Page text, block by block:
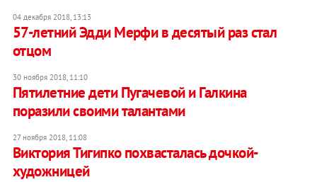
04 декабря 2018, 13:13
57-летний Эдди Мерфи в десятый раз стал
отцом
30 ноября 2018, 11:10
Пятилетние дети Пугачевой и Галкина
поразили своими талантами
27 ноября 2018, 11:08
Виктория Тигипко похвасталась дочкой-
художницей